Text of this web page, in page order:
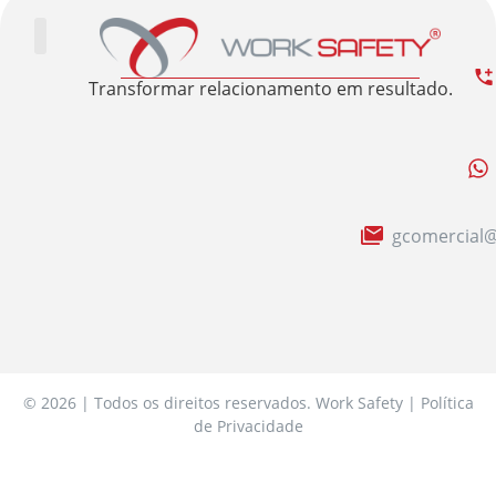
Transformar relacionamento em resultado.
© 2026 | Todos os direitos reservados. Work Safety | Política
de Privacidade